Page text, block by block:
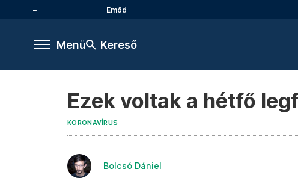
Emőd
Menü Kereső
Ezek voltak a hétfő
KORONAVÍRUS
Bolcsó Dániel